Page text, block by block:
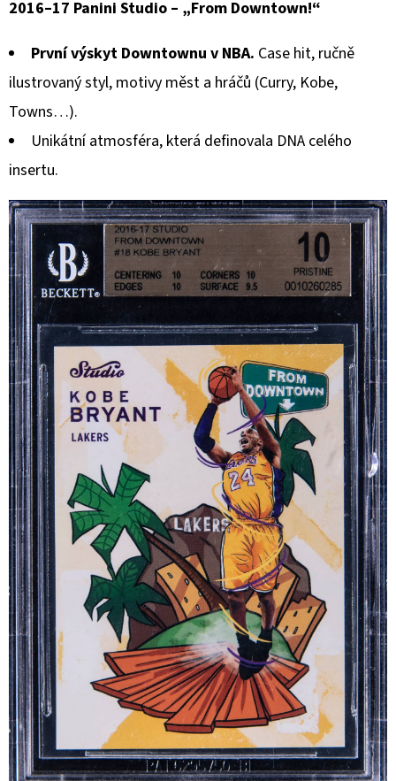
2016–17 Panini Studio – „From Downtown!“
První výskyt Downtownu v NBA. Case hit, ručně
ilustrovaný styl, motivy měst a hráčů (Curry, Kobe,
Towns…).
Unikátní atmosféra, která definovala DNA celého
insertu.
Í
T
?
D
O
P
O
R
U
Č
U
J
E
M
E
ULTIMATE
GUARD
MAGNETIC
CARD
CASE
35PT
55
Kč